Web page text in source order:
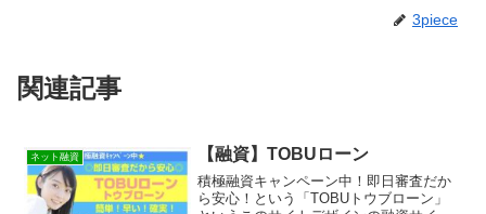
3piece
関連記事
ネット融資 【融資】TOBUローン
積極融資キャンペーン中！即日審査だか
ら安心！という「TOBUトウブローン」